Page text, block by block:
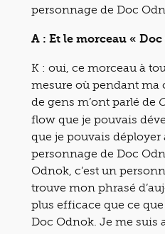
personnage de Doc
A : Et le morceau «
K : oui, ce morceau à
mesure où pendant ma
de gens m’ont parlé de
flow que je pouvais
que je pouvais déployer
personnage de Doc
Odnok, c’est un
trouve mon phrasé
plus efficace que ce
Doc Odnok. Je me suis